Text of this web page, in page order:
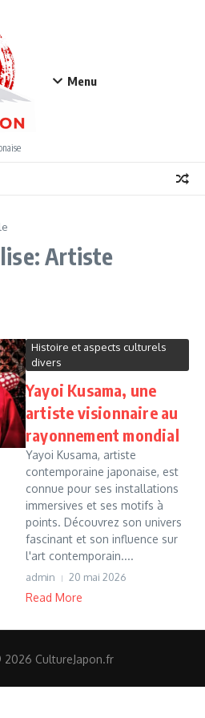
Menu
Artiste
Histoire et aspects culturels
divers
Yayoi Kusama, une
artiste visionnaire au
rayonnement mondial
Yayoi Kusama, artiste
contemporaine japonaise, est
connue pour ses installations
immersives et ses motifs à
points. Découvrez son univers
fascinant et son influence sur
l'art contemporain....
admin 20 mai 2026
Read More